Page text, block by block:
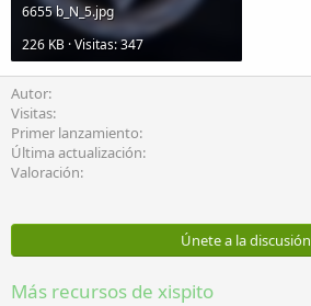
6655 b_N_5.jpg
226 KB · Visitas: 347
Autor
Visitas
Primer lanzamiento
Última actualización
Valoración
Únete a la discusión
Más recursos de xispito